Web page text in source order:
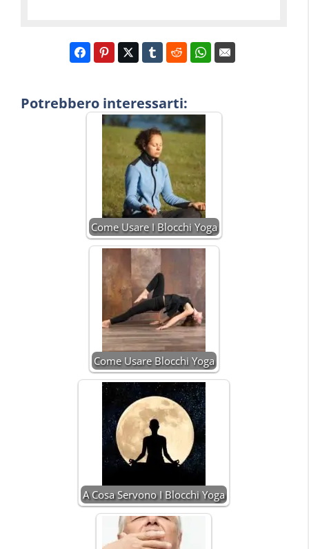
Potrebbero interessarti:
Come Usare I Blocchi Yoga
Come Usare Blocchi Yoga
A Cosa Servono I Blocchi Yoga